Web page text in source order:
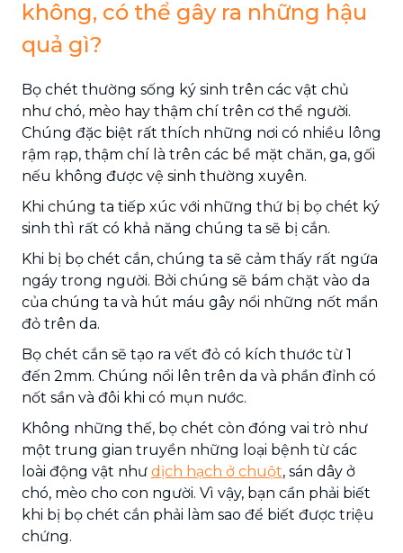
không, có thể gây ra những hậu
quả gì?
Bọ chét thường sống ký sinh trên các vật chủ
như chó, mèo hay thậm chí trên cơ thể người.
Chúng đặc biệt rất thích những nơi có nhiều lông
rậm rạp, thậm chí là trên các bề mặt chăn, ga, gối
nếu không được vệ sinh thường xuyên.
Khi chúng ta tiếp xúc với những thứ bị bọ chét ký
sinh thì rất có khả năng chúng ta sẽ bị cắn.
Khi bị bọ chét cắn, chúng ta sẽ cảm thấy rất ngứa
ngáy trong người. Bởi chúng sẽ bám chặt vào da
của chúng ta và hút máu gây nổi những nốt mẩn
đỏ trên da.
Bọ chét cắn sẽ tạo ra vết đỏ có kích thước từ 1
đến 2mm. Chúng nổi lên trên da và phần đỉnh có
nốt sần và đôi khi có mụn nước.
Không những thế, bọ chét còn đóng vai trò như
một trung gian truyền những loại bệnh từ các
loài động vật như dịch hạch ở chuột, sán dây ở
chó, mèo cho con người. Vì vậy, bạn cần phải biết
khi bị bọ chét cắn phải làm sao để biết được triệu
chứng.